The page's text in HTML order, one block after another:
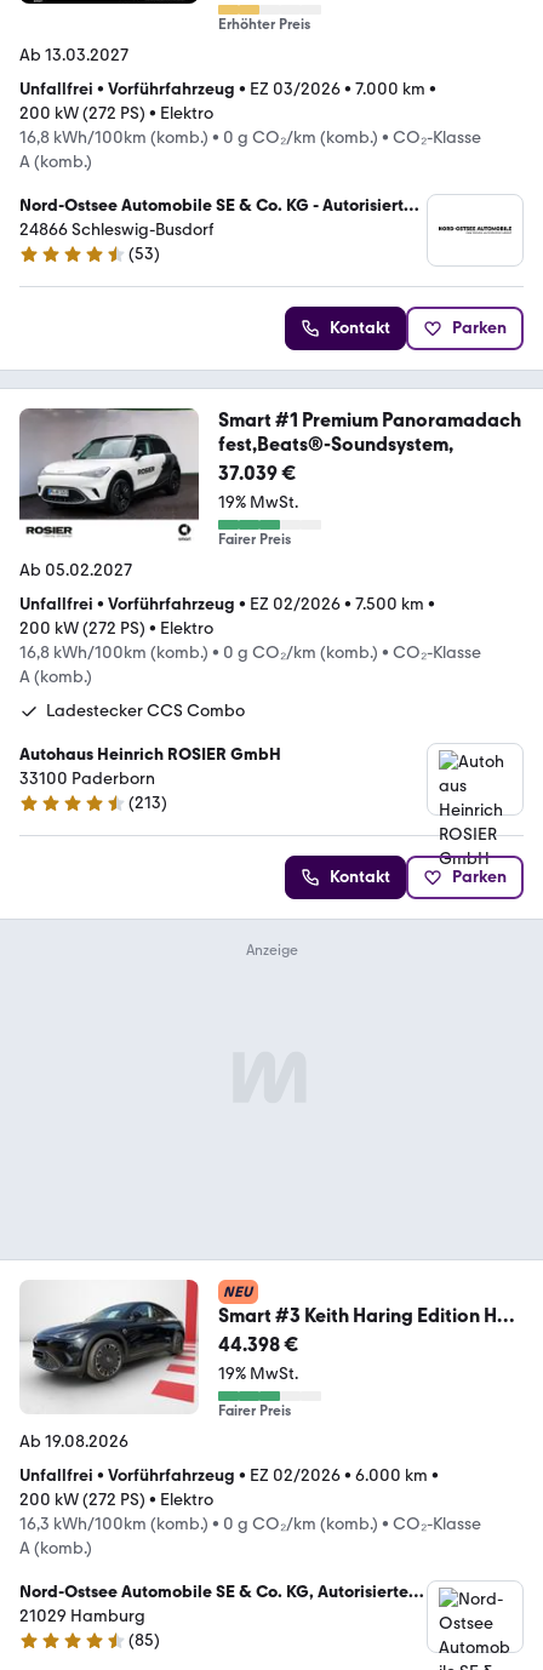
Erhöhter Preis
Ab 13.03.2027
Unfallfrei • Vorführfahrzeug • EZ 03/2026• 7.000 km •
200 kW (272 PS) • Elektro
16,8 kWh/100km (komb.) • 0 g CO₂/km (komb.) • CO₂-Klasse
A (komb.)
Nord-Ostsee Automobile SE & Co. KG - Autorisierter
Mercedes-Benz Verkauf und Service
24866 Schleswig-Busdorf
4.5 Sterne
(53)
Kontakt Parken
Smart #1 Premium Panoramadach
fest,Beats®-Soundsystem,
37.039 €
19% MwSt.
Fairer Preis
Ab 05.02.2027
Unfallfrei • Vorführfahrzeug • EZ 02/2026• 7.500 km •
200 kW (272 PS) • Elektro
16,8 kWh/100km (komb.) • 0 g CO₂/km (komb.) • CO₂-Klasse
A (komb.)
Ladestecker CCS Combo
Autohaus Heinrich ROSIER GmbH
33100 Paderborn
4.5 Sterne
(213)
Kontakt Parken
NEU
Smart #3 Keith Haring Edition HUD
19'' 360° BEATS
44.398 €
19% MwSt.
Fairer Preis
Ab 19.08.2026
Unfallfrei • Vorführfahrzeug • EZ 02/2026• 6.000 km •
200 kW (272 PS) • Elektro
16,3 kWh/100km (komb.) • 0 g CO₂/km (komb.) • CO₂-Klasse
A (komb.)
Nord-Ostsee Automobile SE & Co. KG, Autorisierter
Mercedes-Benz Verkauf und Service Hamburg
21029 Hamburg
4.7 Sterne
(85)